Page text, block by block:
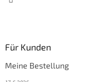
Für Kunden
Meine Bestellung